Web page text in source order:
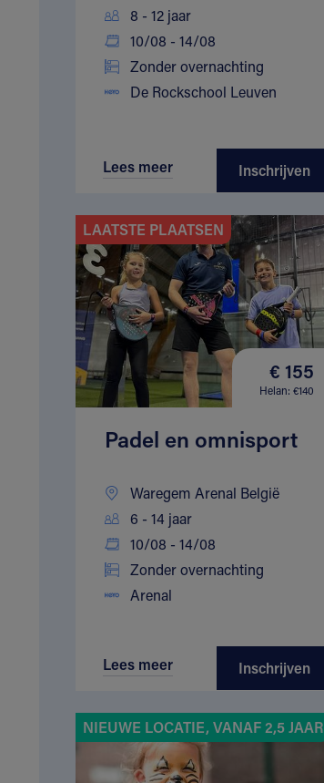
8 - 12 jaar
10/08 - 14/08
Zonder overnachting
De Rockschool Leuven
Lees meer Inschrijven
LAATSTE PLAATSEN
€ 155
Helan: €140
Padel en omnisport
Waregem Arenal België
6 - 14 jaar
10/08 - 14/08
Zonder overnachting
Arenal
Lees meer Inschrijven
NIEUWE LOCATIE, VANAF 2,5 JAAR